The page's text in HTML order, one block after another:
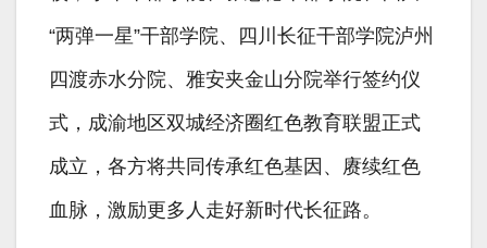
“两弹一星”干部学院、四川长征干部学院泸州
四渡赤水分院、雅安夹金山分院举行签约仪
式，成渝地区双城经济圈红色教育联盟正式
成立，各方将共同传承红色基因、赓续红色
血脉，激励更多人走好新时代长征路。